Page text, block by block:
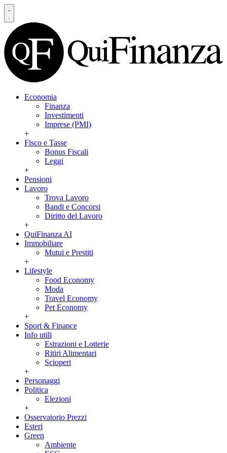
Economia
Finanza
Investimenti
Imprese (PMI)
+
Fisco e Tasse
Bonus Fiscali
Leggi
+
Pensioni
Lavoro
Trova Lavoro
Bandi e Concorsi
Diritto del Lavoro
+
QuiFinanza AI
Immobiliare
Mutui e Prestiti
+
Lifestyle
Food Economy
Moda
Travel Economy
Pet Economy
+
Sport & Finance
Info utili
Estrazioni e Lotterie
Ritiri Alimentari
Scioperi
+
Personaggi
Politica
Elezioni
+
Osservatorio Prezzi
Esteri
Green
Ambiente